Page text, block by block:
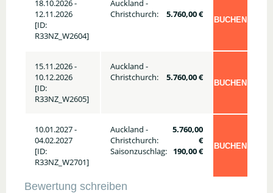
18.10.2026 -
12.11.2026
[ID:
R33NZ_W2604]
Auckland -
Christchurch:
5.760,00 €
BUCHEN
15.11.2026 -
10.12.2026
[ID:
R33NZ_W2605]
Auckland -
Christchurch:
5.760,00 €
BUCHEN
10.01.2027 -
04.02.2027
[ID:
R33NZ_W2701]
Auckland -
Christchurch:
5.760,00
€
Saisonzuschlag:
190,00 € BUCHEN
Bewertung schreiben